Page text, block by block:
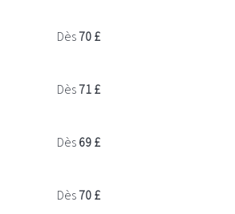
Dès70 £
Dès71 £
Dès69 £
Dès70 £